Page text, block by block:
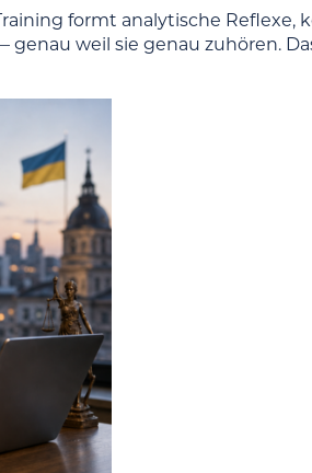
formt analytische Reflexe,
weil sie genau zuhören.